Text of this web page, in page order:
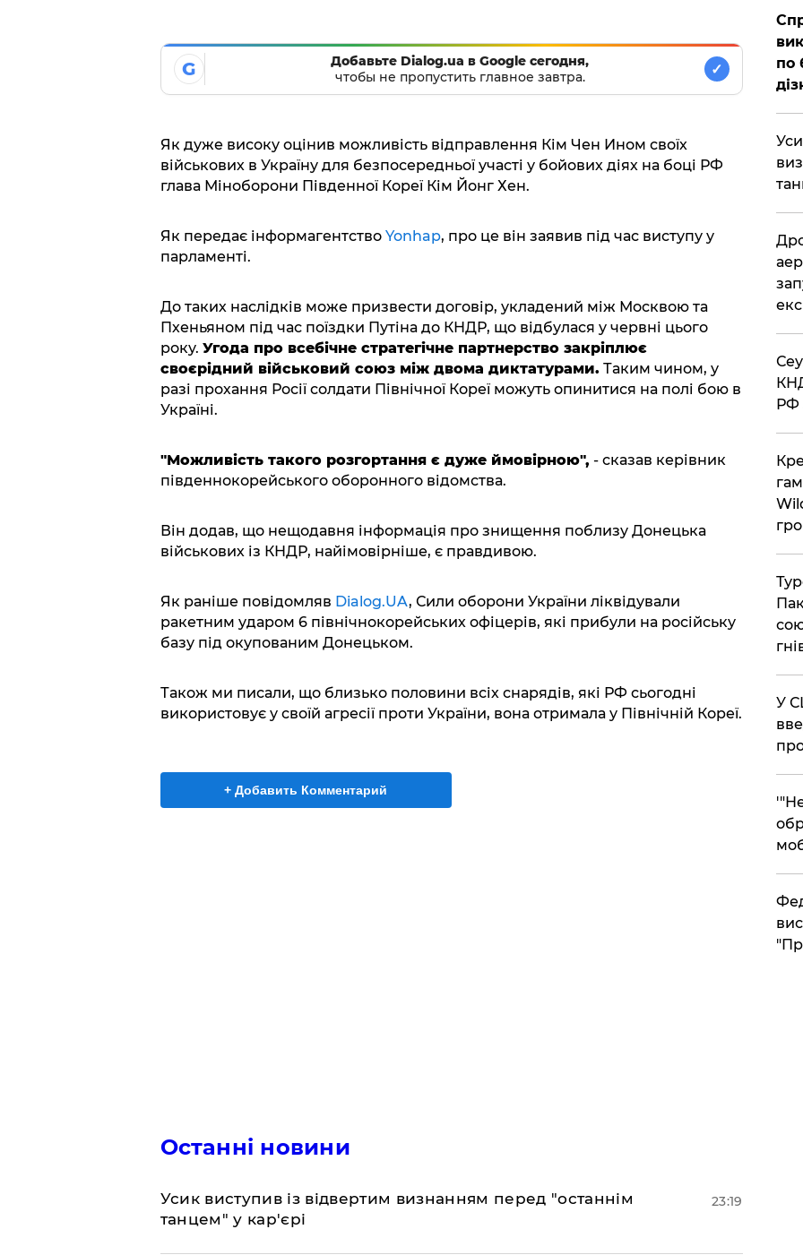
G
Добавьте Dialog.ua в Google сегодня,
чтобы не пропустить главное завтра.
✓
Як дуже високу оцінив можливість відправлення Кім Чен Ином своїх
військових в Україну для безпосередньої участі у бойових діях на боці РФ
глава Міноборони Південної Кореї Кім Йонг Хен.
Як передає інформагентство Yonhap, про це він заявив під час виступу у
парламенті.
До таких наслідків може призвести договір, укладений між Москвою та
Пхеньяном під час поїздки Путіна до КНДР, що відбулася у червні цього
року. Угода про всебічне стратегічне партнерство закріплює
своєрідний військовий союз між двома диктатурами. Таким чином, у
разі прохання Росії солдати Північної Кореї можуть опинитися на полі бою в
Україні.
"Можливість такого розгортання є дуже ймовірною", - сказав керівник
південнокорейського оборонного відомства.
Він додав, що нещодавня інформація про знищення поблизу Донецька
військових із КНДР, найімовірніше, є правдивою.
Як раніше повідомляв Dialog.UA, Сили оборони України ліквідували
ракетним ударом 6 північнокорейських офіцерів, які прибули на російську
базу під окупованим Донецьком.
Також ми писали, що близько половини всіх снарядів, які РФ сьогодні
використовує у своїй агресії проти України, вона отримала у Північній Кореї.
+ Добавить Комментарий
Останні новини
​Усик виступив із відвертим визнанням перед "останнім
танцем" у кар'єрі
23:19
по
РФ
​У